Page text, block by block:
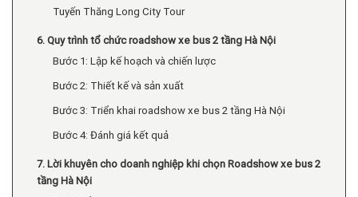
Tuyến Thăng Long City Tour
6. Quy trình tổ chức roadshow xe bus 2 tầng Hà Nội
Bước 1: Lập kế hoạch và chiến lược
Bước 2: Thiết kế và sản xuất
Bước 3: Triển khai roadshow xe bus 2 tầng Hà Nội
Bước 4: Đánh giá kết quả
7. Lời khuyên cho doanh nghiệp khi chọn Roadshow xe bus 2
tầng Hà Nội